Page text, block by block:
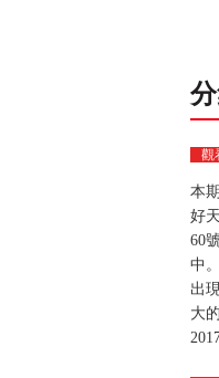
觀
本
好
60
中
出
大